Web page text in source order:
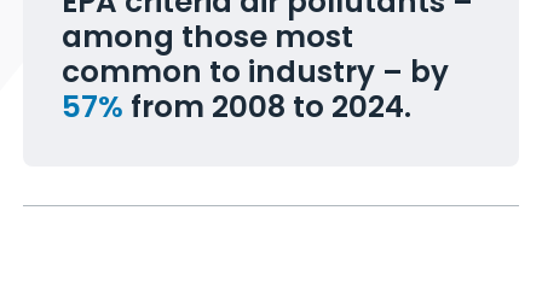
among those most
common to industry – by
57%from 2008 to 2024.